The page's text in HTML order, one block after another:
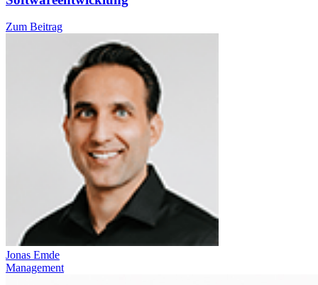
Zum Beitrag
Jonas Emde
Management